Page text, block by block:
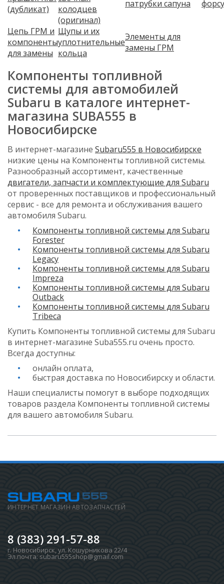
(дубликат)
колодцев
(оригинал)
патрубки сапуна
Цепь ГРМ и
компоненты
для замены
Щупы и их
уплотнительные
кольца
Элементы для
замены ГРМ
Компоненты топливной
системы для автомобилей
Subaru в каталоге интернет-
магазина SUBA555 в
Новосибирске
В интернет-магазине Subaru555 в Новосибирске
низкие цены на Компоненты топливной системы.
Разнообразный ассортимент, качественные
двигатели, запчасти и комплектующие для Subaru
от проверенных поставщиков и профессиональный
сервис - все для ремонта и обслуживания вашего
автомобиля Subaru.
Компоненты топливной системы для Subaru
Forester
Компоненты топливной системы для Subaru
Legacy
Компоненты топливной системы для Subaru
Impreza
Компоненты топливной системы для Subaru
Outback
Компоненты топливной системы для Subaru
Tribeca
Купить Компоненты топливной системы для Subaru
в интернет-магазине Suba555.ru очень просто.
Всегда доступны:
онлайн оплата,
быстрая доставка по Новосибирску и области.
Наши специалисты помогут в выборе подходящих
товаров раздела Компоненты топливной системы
для вашего автомобиля Subaru.
ИНТЕРНЕТ МАГАЗИН АВТОЗАПЧАСТЕЙ
8 (383) 291-57-88
г. Новосибирск,ул. Кошурникова 22/4
Эл.почта: subaru555shop@gmail.com